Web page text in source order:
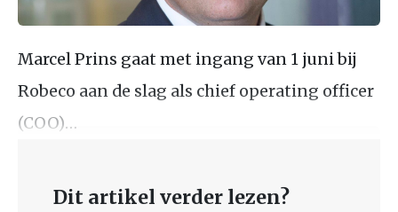
Marcel Prins gaat met ingang van 1 juni bij
Robeco aan de slag als chief operating officer
(COO)…
Dit artikel verder lezen?